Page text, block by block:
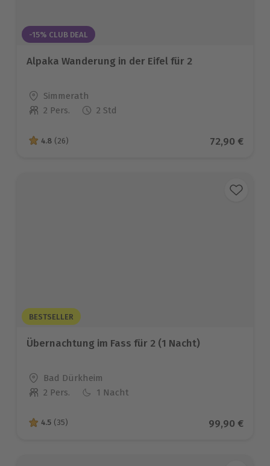
-15% CLUB DEAL
Alpaka Wanderung in der Eifel für 2
Standort
Simmerath
Anzahl der Teilnehmer
2 Pers. 2 Std
4.8 von 5 Sternen basierend auf 26 Bewertungen
4.8 (26) Aktueller
72,90 €
BESTSELLER
Übernachtung im Fass für 2 (1 Nacht)
Standort
Bad Dürkheim
Anzahl der Teilnehmer
2 Pers. 1 Nacht
4.5 von 5 Sternen basierend auf 35 Bewertungen
4.5 (35) Aktueller
99,90 €